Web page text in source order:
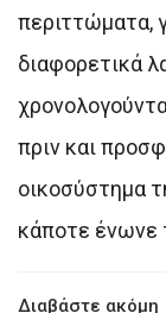
περιττώματα,
διαφορετικά
πριν και
οικοσύστημα
κάποτε ένωνε
Διαβάστε ακόμη